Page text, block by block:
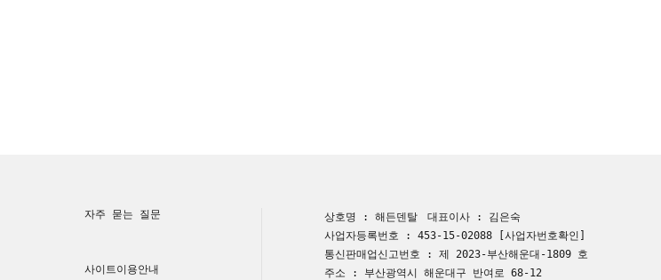
자주 묻는 질문
사이트이용안내
상호명 : 해든덴탈
대표이사 : 김은숙
사업자등록번호 : 453-15-02088
[사업자번호확인]
통신판매업신고번호 : 제 2023-부산해운대-1809 호
주소 : 부산광역시 해운대구 반여로 68-12